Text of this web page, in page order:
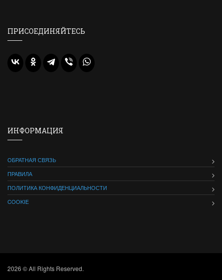
ПРИСОЕДИНЯЙТЕСЬ
ИНФОРМАЦИЯ
ОБРАТНАЯ СВЯЗЬ
ПРАВИЛА
ПОЛИТИКА КОНФИДЕНЦИАЛЬНОСТИ
COOKIE
2026 © All Rights Reserved.